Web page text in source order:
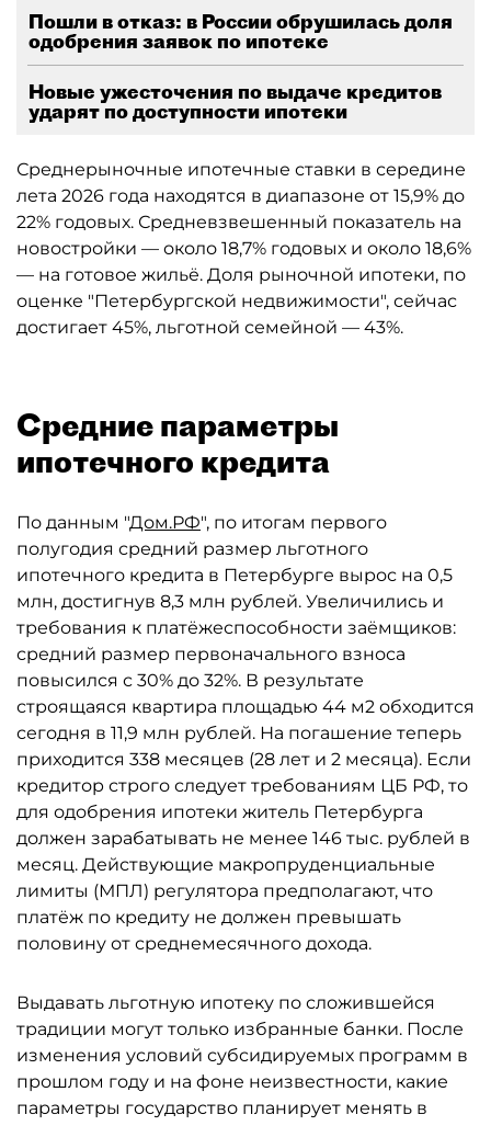
Пошли в отказ: в России обрушилась доля
одобрения заявок по ипотеке
Новые ужесточения по выдаче кредитов
ударят по доступности ипотеки
Среднерыночные ипотечные ставки в середине
лета 2026 года находятся в диапазоне от 15,9% до
22% годовых. Средневзвешенный показатель на
новостройки — около 18,7% годовых и около 18,6%
— на готовое жильё. Доля рыночной ипотеки, по
оценке "Петербургской недвижимости", сейчас
достигает 45%, льготной семейной — 43%.
Средние параметры
ипотечного кредита
По данным "Дом.РФ", по итогам первого
полугодия средний размер льготного
ипотечного кредита в Петербурге вырос на 0,5
млн, достигнув 8,3 млн рублей. Увеличились и
требования к платёжеспособности заёмщиков:
средний размер первоначального взноса
повысился с 30% до 32%. В результате
строящаяся квартира площадью 44 м2 обходится
сегодня в 11,9 млн рублей. На погашение теперь
приходится 338 месяцев (28 лет и 2 месяца). Если
кредитор строго следует требованиям ЦБ РФ, то
для одобрения ипотеки житель Петербурга
должен зарабатывать не менее 146 тыс. рублей в
месяц. Действующие макропруденциальные
лимиты (МПЛ) регулятора предполагают, что
платёж по кредиту не должен превышать
половину от среднемесячного дохода.
Выдавать льготную ипотеку по сложившейся
традиции могут только избранные банки. После
изменения условий субсидируемых программ в
прошлом году и на фоне неизвестности, какие
параметры государство планирует менять в